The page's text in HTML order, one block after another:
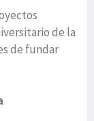
de la
de fundar